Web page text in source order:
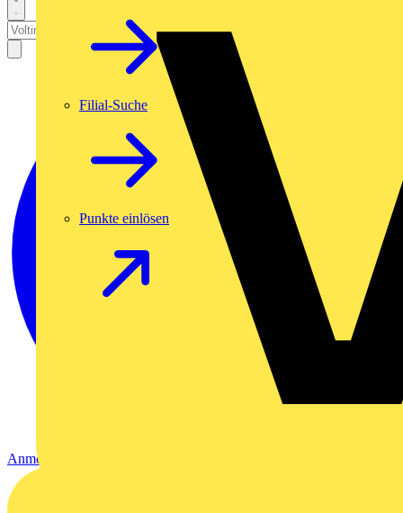
Filial-Suche
Punkte einlösen
Anmelden